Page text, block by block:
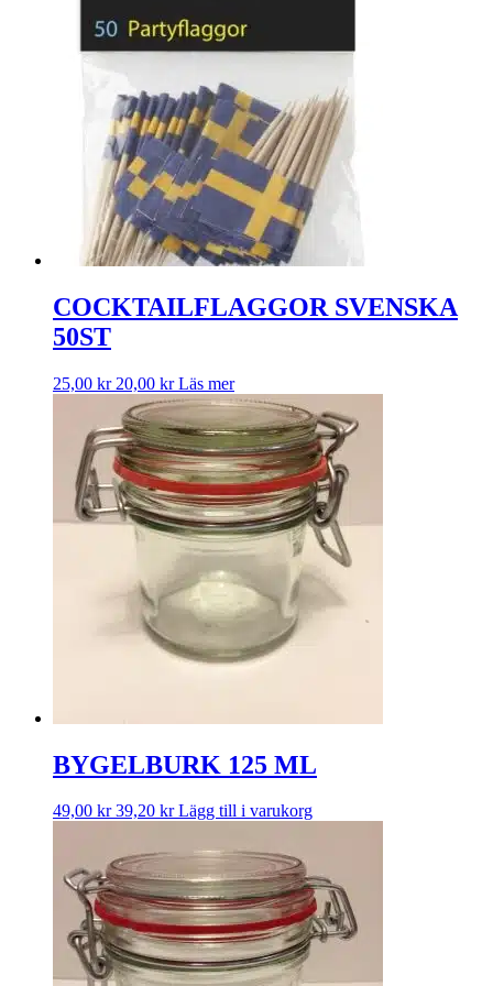
COCKTAILFLAGGOR SVENSKA
50ST
25,00 kr 20,00 kr Läs mer
BYGELBURK 125 ML
49,00 kr 39,20 kr Lägg till i varukorg